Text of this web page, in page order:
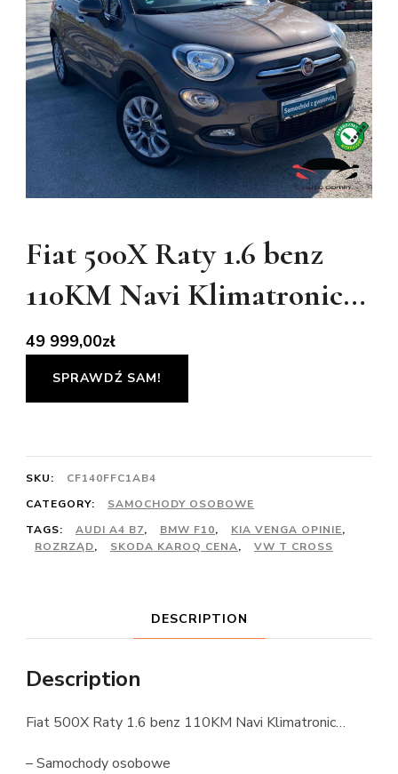
Fiat 500X Raty 1.6 benz
110KM Navi Klimatronic…
49 999,00zł
SPRAWDŹ SAM!
SKU:
CF140FFC1AB4
CATEGORY:
SAMOCHODY OSOBOWE
TAGS:
AUDI A4 B7, BMW F10, KIA VENGA OPINIE,
ROZRZĄD, SKODA KAROQ CENA, VW T CROSS
DESCRIPTION
Description
Fiat 500X Raty 1.6 benz 110KM Navi Klimatronic…
– Samochody osobowe